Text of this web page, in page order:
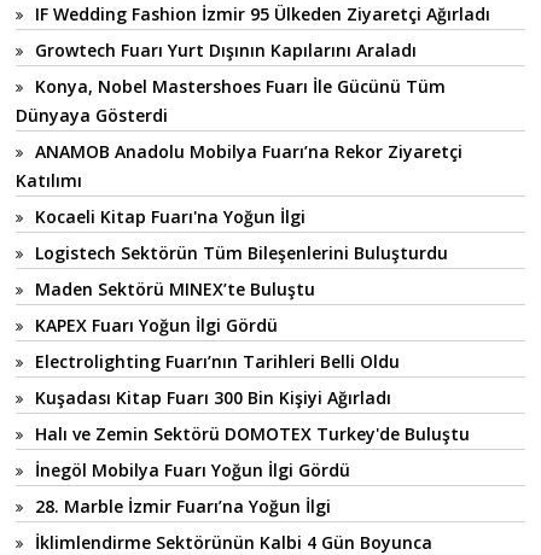
IF Wedding Fashion İzmir 95 Ülkeden Ziyaretçi Ağırladı
Growtech Fuarı Yurt Dışının Kapılarını Araladı
Konya, Nobel Mastershoes Fuarı İle Gücünü Tüm
Dünyaya Gösterdi
ANAMOB Anadolu Mobilya Fuarı’na Rekor Ziyaretçi
Katılımı
Kocaeli Kitap Fuarı'na Yoğun İlgi
Logistech Sektörün Tüm Bileşenlerini Buluşturdu
Maden Sektörü MINEX’te Buluştu
KAPEX Fuarı Yoğun İlgi Gördü
Electrolighting Fuarı’nın Tarihleri Belli Oldu
Kuşadası Kitap Fuarı 300 Bin Kişiyi Ağırladı
Halı ve Zemin Sektörü DOMOTEX Turkey'de Buluştu
İnegöl Mobilya Fuarı Yoğun İlgi Gördü
28. Marble İzmir Fuarı’na Yoğun İlgi
İklimlendirme Sektörünün Kalbi 4 Gün Boyunca